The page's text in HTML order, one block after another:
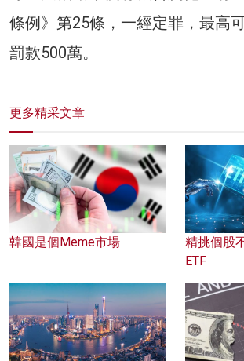
條例》第25條，一經定罪，最高
罰款500萬。
更多精采文章
韓國是個Meme市場
精挑個股
ETF